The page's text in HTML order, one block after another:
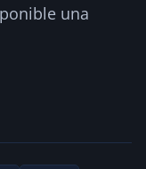
una